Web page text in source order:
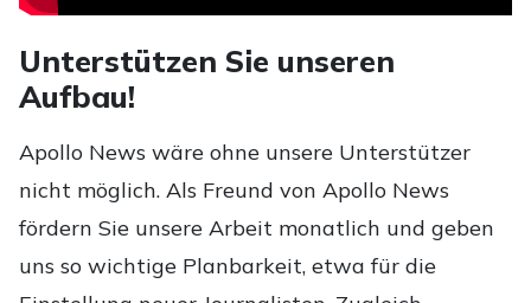
Unterstützen Sie unseren
Aufbau!
Apollo News wäre ohne unsere Unterstützer
nicht möglich. Als Freund von Apollo News
fördern Sie unsere Arbeit monatlich und geben
uns so wichtige Planbarkeit, etwa für die